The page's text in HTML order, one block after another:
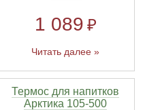
1 089 ₽
Читать далее »
Термос для напитков
Арктика 105-500